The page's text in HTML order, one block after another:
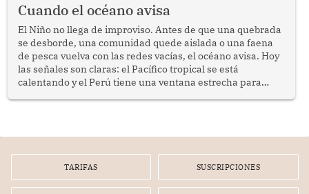
Cuando el océano avisa
El Niño no llega de improviso. Antes de que una quebrada
se desborde, una comunidad quede aislada o una faena
de pesca vuelva con las redes vacías, el océano avisa. Hoy
las señales son claras: el Pacífico tropical se está
calentando y el Perú tiene una ventana estrecha para
TARIFAS SUSCRIPCIONES